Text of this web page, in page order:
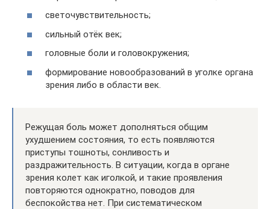
светочувствительность;
сильный отёк век;
головные боли и головокружения;
формирование новообразований в уголке органа
зрения либо в области век.
Режущая боль может дополняться общим
ухудшением состояния, то есть появляются
приступы тошноты, сонливость и
раздражительность. В ситуации, когда в органе
зрения колет как иголкой, и такие проявления
повторяются однократно, поводов для
беспокойства нет. При систематическом